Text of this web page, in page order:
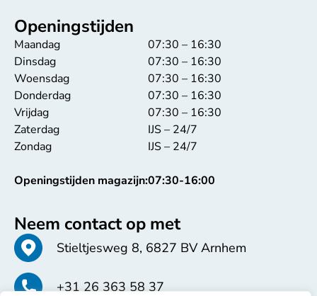
Openingstijden
Maandag
Dinsdag
Woensdag
Donderdag
Vrijdag
Zaterdag
Zondag
Openingstijden magazijn:
07:30 – 16:30
07:30 – 16:30
07:30 – 16:30
07:30 – 16:30
07:30 – 16:30
IJS – 24/7
IJS – 24/7
07:30-16:00
Neem contact op met
Stieltjesweg 8, 6827 BV Arnhem
+31 26 363 58 37